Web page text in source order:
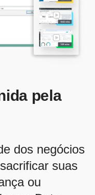
pela
dos negócios
suas
ou